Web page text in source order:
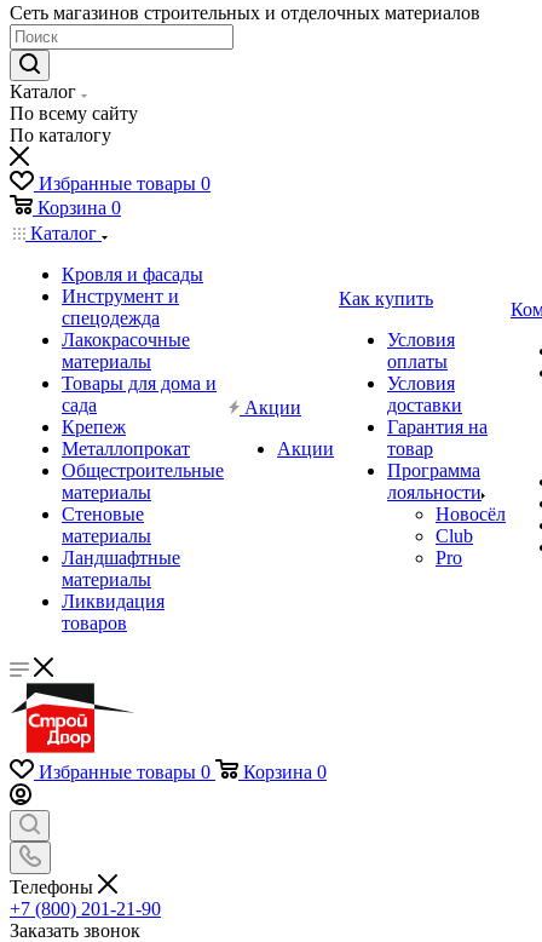
Сеть магазинов строительных и отделочных материалов
Каталог
По всему сайту
По каталогу
Избранные товары 0
Корзина 0
Каталог
Кровля и фасады
Инструмент и
спецодежда
Лакокрасочные
материалы
Товары для дома и
сада
Крепеж
Металлопрокат
Общестроительные
материалы
Стеновые
материалы
Ландшафтные
материалы
Ликвидация
товаров
Акции
Акции
Как купить
Условия
оплаты
Условия
доставки
Гарантия на
товар
Программа
лояльности
Новосёл
Club
Pro
Избранные товары 0 Корзина 0
Телефоны
+7 (800) 201-21-90
Заказать звонок